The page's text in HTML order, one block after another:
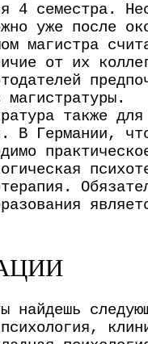
4 семестра.
уже после
магистра
от их
магистратуры.
также
В Германии,
найдешь